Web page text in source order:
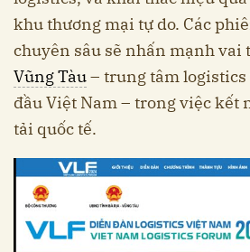
khu thương mại tự do. Các
chuyên sâu sẽ nhấn mạnh vai
Vũng Tàu– trung tâm
đầu Việt Nam – trong việc kết
tải quốc tế.